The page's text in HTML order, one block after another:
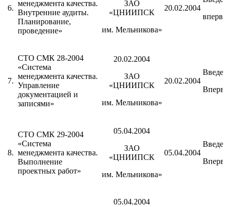
6.
менеджмента качества.
Внутренние аудиты.
Планирование,
проведение»
ЗАО
«ЦНИИПСК
им. Мельникова»
20.02.2004
7.
СТО СМК 28-2004
«Система
менеджмента качества.
Управление
документацией и
записями»
20.02.2004
ЗАО
«ЦНИИПСК
им. Мельникова»
20.02.2004
8.
СТО СМК 29-2004
«Система
менеджмента качества.
Выполнение
проектных работ»
05.04.2004
ЗАО
«ЦНИИПСК
им. Мельникова»
05.04.2004
05.04.2004